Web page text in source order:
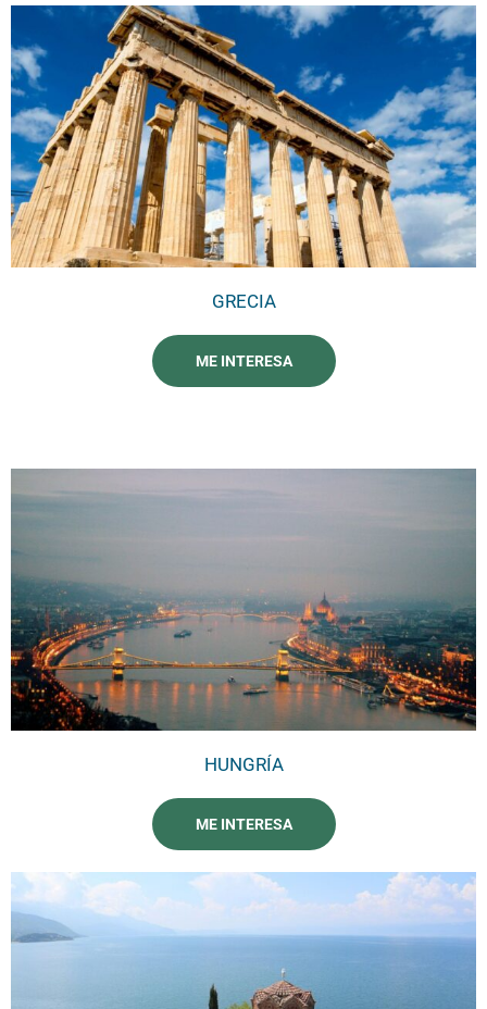
GRECIA
ME INTERESA
HUNGRÍA
ME INTERESA